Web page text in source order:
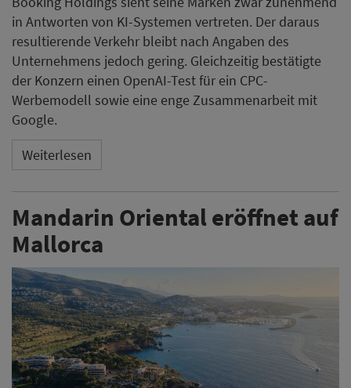
in Antworten von KI-Systemen vertreten. Der daraus
resultierende Verkehr bleibt nach Angaben des
Unternehmens jedoch gering. Gleichzeitig bestätigte
der Konzern einen OpenAI-Test für ein CPC-
Werbemodell sowie eine enge Zusammenarbeit mit
Google.
Weiterlesen
Mandarin Oriental eröffnet auf
Mallorca